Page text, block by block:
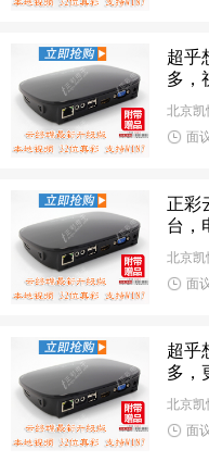
超乎
多，
北京
面
正彩
台，
北京
面
超乎
多，
北京
面